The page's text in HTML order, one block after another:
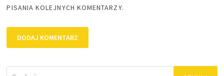
PISANIA KOLEJNYCH KOMENTARZY.
Szukaj: